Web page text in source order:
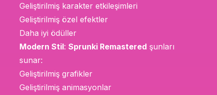
Geliştirilmiş karakter etkileşimleri
Geliştirilmiş özel efektler
Daha iyi ödüller
Modern Stil: Sprunki Remastered şunları
sunar:
Geliştirilmiş grafikler
Geliştirilmiş animasyonlar